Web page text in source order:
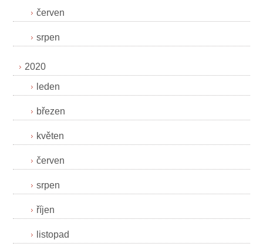
červen
srpen
2020
leden
březen
květen
červen
srpen
říjen
listopad